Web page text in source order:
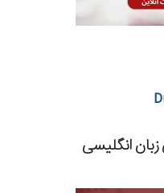
زبان انگلیسی